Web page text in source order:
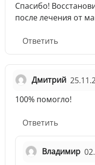
Спасибо!
после лечения от
Ответить
Дмитрий
100% помогло!
Ответить
Владимир